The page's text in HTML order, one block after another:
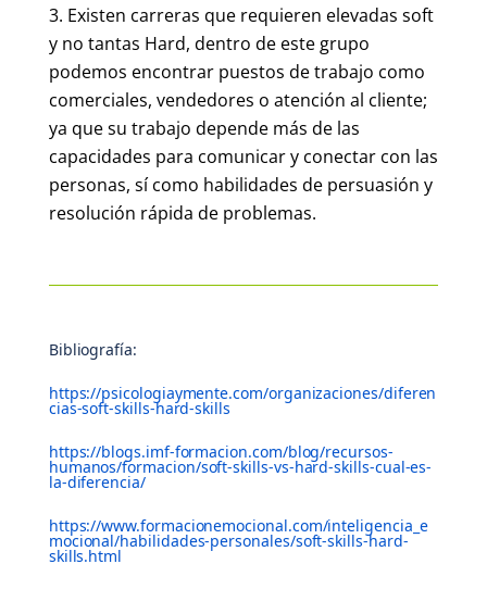
Existen carreras que requieren elevadas soft
y no tantas Hard, dentro de este grupo
podemos encontrar puestos de trabajo como
comerciales, vendedores o atención al cliente;
ya que su trabajo depende más de las
capacidades para comunicar y conectar con las
personas, sí como habilidades de persuasión y
resolución rápida de problemas.
Bibliografía:
https://psicologiaymente.com/organizaciones/diferen
cias-soft-skills-hard-skills
https://blogs.imf-formacion.com/blog/recursos-
humanos/formacion/soft-skills-vs-hard-skills-cual-es-
la-diferencia/
https://www.formacionemocional.com/inteligencia_e
mocional/habilidades-personales/soft-skills-hard-
skills.html